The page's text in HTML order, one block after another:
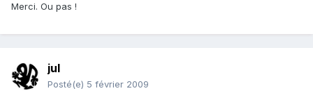
Merci. Ou pas !
jul
Posté(e) 5 février 2009